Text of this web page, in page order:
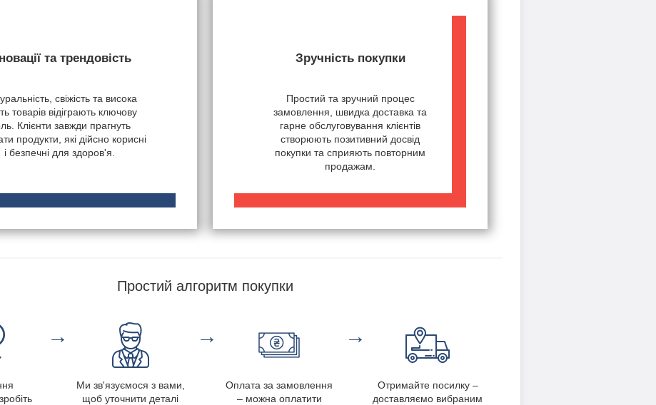
та трендовість
свіжість та висока
товарів відіграють ключову
Клієнти завжди прагнуть
продукти, які дійсно корисні
і безпечні для здоров'я.
Зручність покупки
Простий та зручний процес
замовлення, швидка доставка та
гарне обслуговування клієнтів
створюють позитивний досвід
покупки та сприяють повторним
продажам.
Простий алгоритм покупки
→
Ми зв'язуємося з вами,
щоб уточнити деталі
→
Оплата за замовлення
– можна оплатити
→
Отримайте посилку –
доставляємо вибраним